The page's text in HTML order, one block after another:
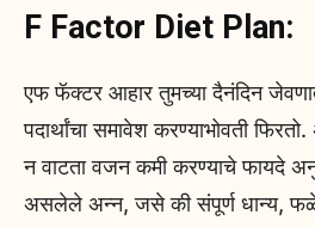
F Factor Diet Plan:
एफ फॅक्टर आहार तुमच्या दैनंदिन
पदार्थांचा समावेश करण्याभोवती
न वाटता वजन कमी करण्याचे फायदे
असलेले अन्न, जसे की संपूर्ण धान्य,